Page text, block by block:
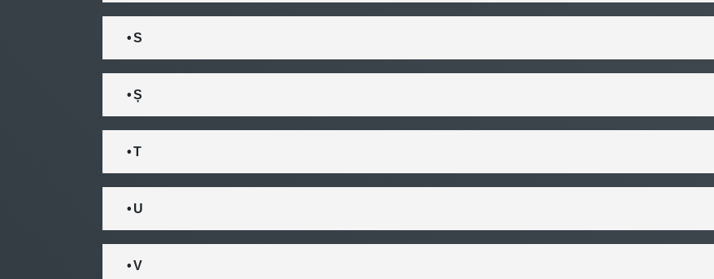
• S
• Ș
• T
• U
• V